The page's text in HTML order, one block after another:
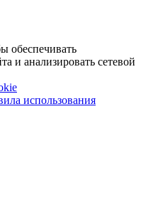
обеспечивать
и анализировать сетевой
использования